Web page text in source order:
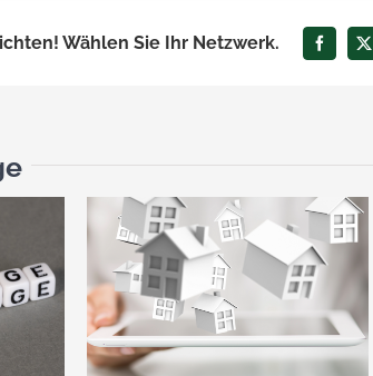
Wählen Sie Ihr Netzwerk. Facebook
X